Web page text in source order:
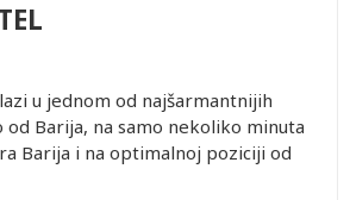
u jednom od najšarmantnijih
od Barija, na samo nekoliko minuta
Barija i na optimalnoj poziciji od